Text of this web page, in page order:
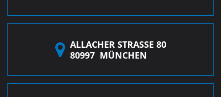
ALLACHER STRASSE 80
80997 MÜNCHEN